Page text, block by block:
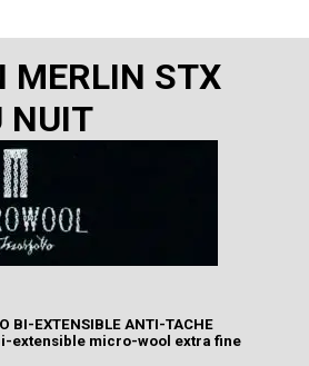
MERLIN STX
NUIT
BI-EXTENSIBLE ANTI-TACHE
extensible micro-wool extra fine